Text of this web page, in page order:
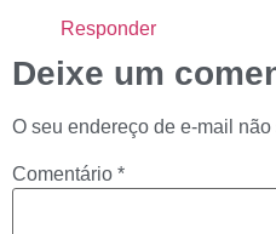
Responder
Deixe um
O seu endereço de e-mail
Comentário *